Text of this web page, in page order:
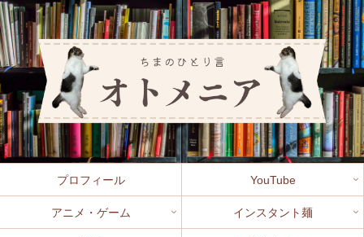
プロフィール YouTube
アニメ・ゲーム インスタント麺